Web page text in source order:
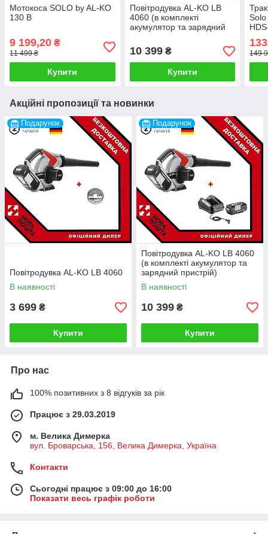
Мотокоса SOLO by AL-KO
130 B
9 199,20 ₴
11 499 ₴
Купити
Повітродувка AL-KO LB
4060 (в комплекті
акумулятор та зарядний
10 399₴
Купити
149
Акційні пропозиції та новинки
Подарунок
Повітродувка AL-KO LB 4060
В наявності
3 699 ₴
Купити
Подарунок
Повітродувка AL-KO LB 4060
(в комплекті акумулятор та
зарядний пристрій)
В наявності
10 399 ₴
Купити
Про нас
100% позитивних з 8 відгуків за рік
Працює з 29.03.2019
м. Велика Димерка
вул. Броварська, 156, Велика Димерка, Україна
Контакти
Сьогодні працює з 09:00 до 16:00
Показати весь графік роботи